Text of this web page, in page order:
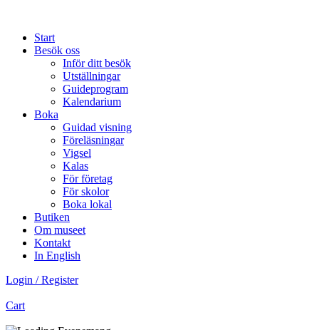
Start
Besök oss
Inför ditt besök
Utställningar
Guideprogram
Kalendarium
Boka
Guidad visning
Föreläsningar
Vigsel
Kalas
För företag
För skolor
Boka lokal
Butiken
Om museet
Kontakt
In English
Login / Register
Cart